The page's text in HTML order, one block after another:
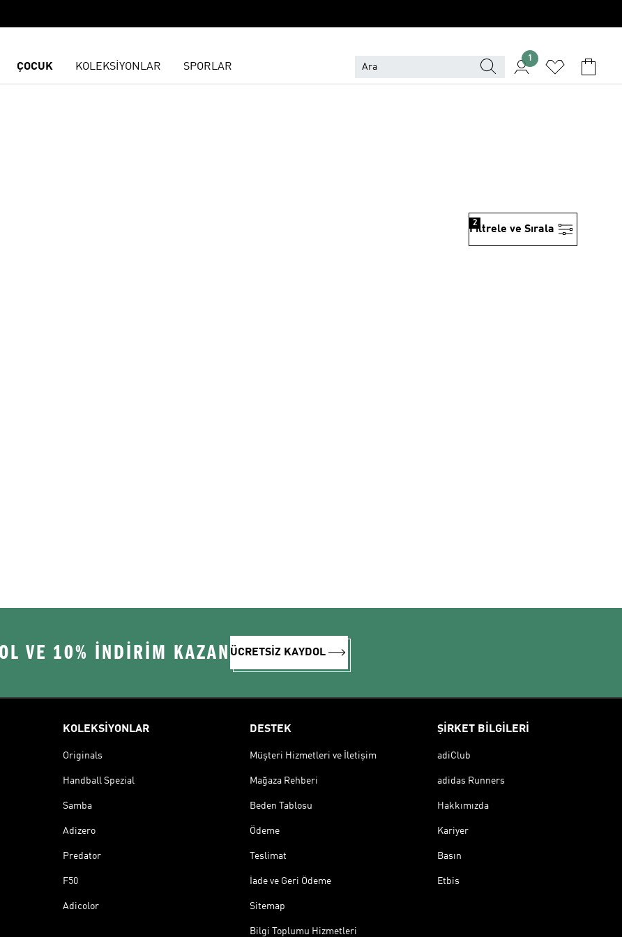
ÇOCUK KOLEKSİYONLAR SPORLAR
1
Filtrele ve Sırala
2
VE 10% İNDİRİM KAZAN ÜCRETSİZ KAYDOL
KOLEKSİYONLAR
Originals
Handball Spezial
Samba
Adizero
Predator
F50
Adicolor
DESTEK
Müşteri Hizmetleri ve İletişim
Mağaza Rehberi
Beden Tablosu
Ödeme
Teslimat
İade ve Geri Ödeme
Sitemap
Bilgi Toplumu Hizmetleri
ŞİRKET BİLGİLERİ
adiClub
adidas Runners
Hakkımızda
Kariyer
Basın
Etbis